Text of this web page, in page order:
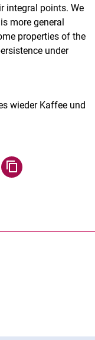
integral points. We
more general
properties of the
under
wieder Kaffee und
WhatsApp teilen
über Facebook